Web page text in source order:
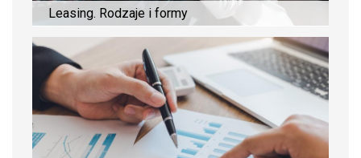
Leasing. Rodzaje i formy